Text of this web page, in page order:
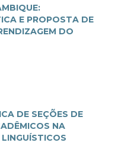
E PROPOSTA DE
DO
DE SEÇÕES DE
NA